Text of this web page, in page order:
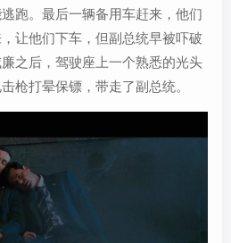
跑。最后一辆备用车赶来，他们
让他们下车，但副总统早被吓破
之后，驾驶座上一个熟悉的光头
枪打晕保镖，带走了副总统。